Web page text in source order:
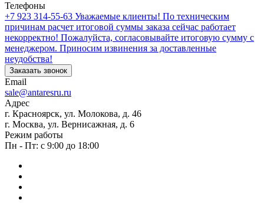
Телефоны
+7 923 314-55-63 Уважаемые клиенты! По техническим
причинам расчет итоговой суммы заказа сейчас работает
некорректно! Пожалуйста, согласовывайте итоговую сумму с
менеджером. Приносим извинения за доставленные
неудобства!
Заказать звонок
Email
sale@antaresru.ru
Адрес
г. Красноярск, ул. Молокова, д. 46
г. Москва, ул. Вернисажная, д. 6
Режим работы
Пн - Пт: с 9:00 до 18:00